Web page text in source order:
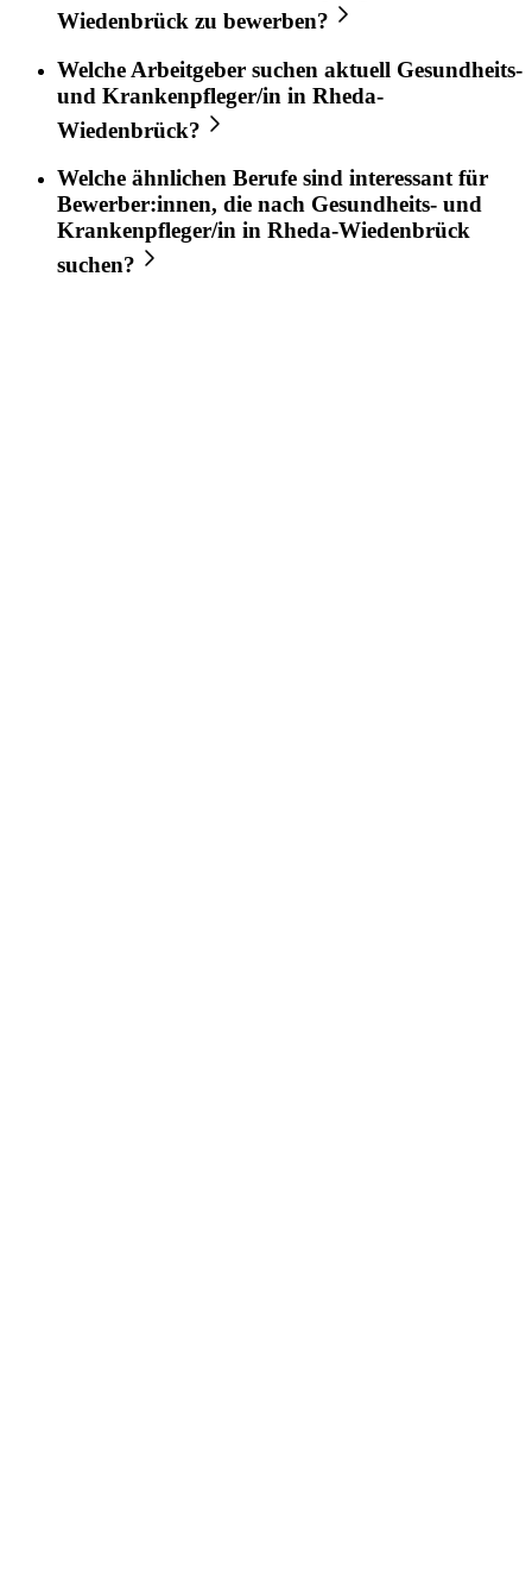
Wiedenbrück zu bewerben?
Welche Arbeitgeber suchen aktuell Gesundheits-
und Krankenpfleger/in in Rheda-
Wiedenbrück?
Welche ähnlichen Berufe sind interessant für
Bewerber:innen, die nach Gesundheits- und
Krankenpfleger/in in Rheda-Wiedenbrück
suchen?